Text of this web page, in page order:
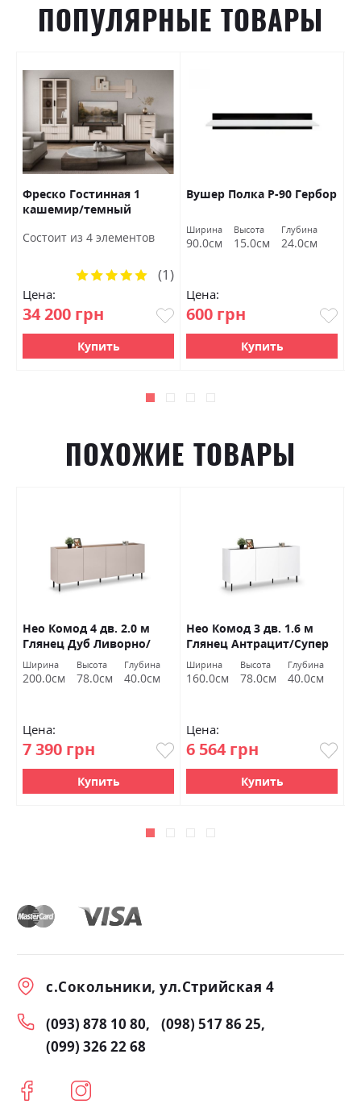
ПОПУЛЯРНЫЕ ТОВАРЫ
Фреско Гостинная 1
кашемир/темный
Состоит из 4 элементов
Цена:
34 200 грн
Рейтинг:
(1)
Купить
Вушер Полка Р-90 Гербор
Ширина
90.0см
Высота
15.0см
Глубина
24.0см
Цена:
600 грн
Купить
ПОХОЖИЕ ТОВАРЫ
Нео Комод 4 дв. 2.0 м
Глянец Дуб Ливорно/
Супер Мат Тоффи
Миромарк
Ширина
200.0см
Высота
78.0см
Глубина
40.0см
Цена:
7 390 грн
Купить
Нео Комод 3 дв. 1.6 м
Глянец Антрацит/Супер
Мат Белый Миромарк
Ширина
160.0см
Высота
78.0см
Глубина
40.0см
Цена:
6 564 грн
Купить
с.Сокольники, ул.Стрийская 4
(093) 878 10 80
(098) 517 86 25
(099) 326 22 68